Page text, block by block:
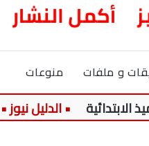
و ملفات منوعات
عاجل: